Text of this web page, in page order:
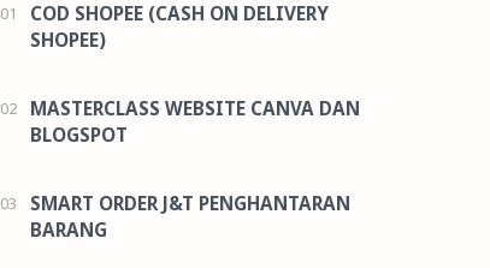
COD SHOPEE (CASH ON DELIVERY
SHOPEE)
MASTERCLASS WEBSITE CANVA DAN
BLOGSPOT
SMART ORDER J&T PENGHANTARAN
BARANG